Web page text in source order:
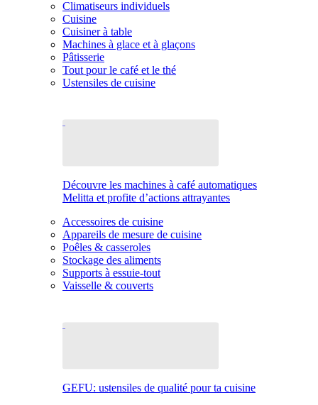
Climatiseurs individuels
Cuisine
Cuisiner à table
Machines à glace et à glaçons
Pâtisserie
Tout pour le café et le thé
Ustensiles de cuisine
Découvre les machines à café automatiques
Melitta et profite d’actions attrayantes
Accessoires de cuisine
Appareils de mesure de cuisine
Poêles & casseroles
Stockage des aliments
Supports à essuie-tout
Vaisselle & couverts
GEFU: ustensiles de qualité pour ta cuisine